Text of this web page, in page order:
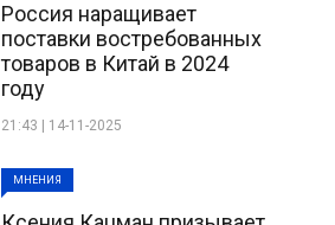
Россия наращивает
поставки востребованных
товаров в Китай в 2024
году
21:43 | 14-11-2025
МНЕНИЯ